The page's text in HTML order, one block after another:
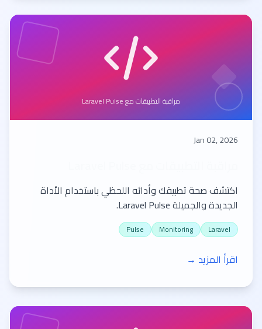
مراقبة التطبيقات مع Laravel Pulse
Jan 02, 2026
اكتشف صحة تطبيقك وأدائه اللحظي باستخدام الأداة
الجديدة والجميلة Laravel Pulse.
Laravel
Monitoring
Pulse
اقرأ المزيد →